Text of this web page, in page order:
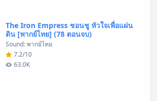
The Iron Empress ชอนชู หัวใจเพื่อแผ่น
ดิน [พากย์ไทย] (78 ตอนจบ)
Sound: พากย์ไทย
7.2/10
63.0K